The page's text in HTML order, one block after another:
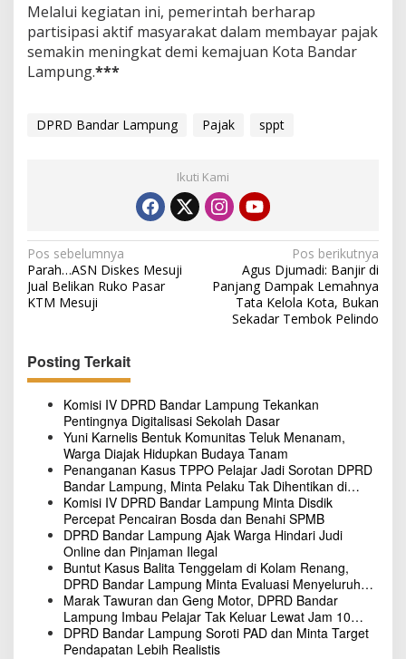
2
5
d
i
d
m
u
g
Melalui kegiatan ini, pemerintah berharap
partisipasi aktif masyarakat dalam membayar pajak
semakin meningkat demi kemajuan Kota Bandar
Lampung.***
DPRD Bandar Lampung Pajak sppt
Ikuti Kami
N
a
v
g
a
Pos sebelumnya
Parah…ASN Diskes Mesuji
Jual Belikan Ruko Pasar
KTM Mesuji
Pos berikutnya
Agus Djumadi: Banjir di
Panjang Dampak Lemahnya
Tata Kelola Kota, Bukan
Sekadar Tembok Pelindo
Posting Terkait
Komisi IV DPRD Bandar Lampung Tekankan
Pentingnya Digitalisasi Sekolah Dasar
Yuni Karnelis Bentuk Komunitas Teluk Menanam,
Warga Diajak Hidupkan Budaya Tanam
Penanganan Kasus TPPO Pelajar Jadi Sorotan DPRD
Bandar Lampung, Minta Pelaku Tak Dihentikan di
Tersangka Awal
Komisi IV DPRD Bandar Lampung Minta Disdik
Percepat Pencairan Bosda dan Benahi SPMB
DPRD Bandar Lampung Ajak Warga Hindari Judi
Online dan Pinjaman Ilegal
Buntut Kasus Balita Tenggelam di Kolam Renang,
DPRD Bandar Lampung Minta Evaluasi Menyeluruh
Hotel
Marak Tawuran dan Geng Motor, DPRD Bandar
Lampung Imbau Pelajar Tak Keluar Lewat Jam 10
Malam
DPRD Bandar Lampung Soroti PAD dan Minta Target
Pendapatan Lebih Realistis